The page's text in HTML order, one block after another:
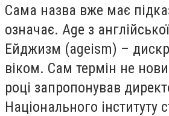
Сама назва вже має
означає. Age з
Ейджизм (ageism) –
віком. Сам термін не
році запропонував
Національного інституту